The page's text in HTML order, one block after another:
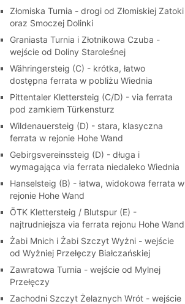
Złomiska Turnia - drogi od Złomiskiej Zatoki
oraz Smoczej Dolinki
Graniasta Turnia i Złotnikowa Czuba -
wejście od Doliny Staroleśnej
Währingersteig (C) - krótka, łatwo
dostępna ferrata w pobliżu Wiednia
Pittentaler Klettersteig (C/D) - via ferrata
pod zamkiem Türkensturz
Wildenauersteig (D) - stara, klasyczna
ferrata w rejonie Hohe Wand
Gebirgsvereinssteig (D) - długa i
wymagająca via ferrata niedaleko Wiednia
Hanselsteig (B) - łatwa, widokowa ferrata w
rejonie Hohe Wand
ÖTK Klettersteig / Blutspur (E) -
najtrudniejsza via ferrata rejonu Hohe Wand
Żabi Mnich i Żabi Szczyt Wyżni - wejście
od Wyżniej Przełęczy Białczańskiej
Zawratowa Turnia - wejście od Mylnej
Przełęczy
Zachodni Szczyt Żelaznych Wrót - wejście